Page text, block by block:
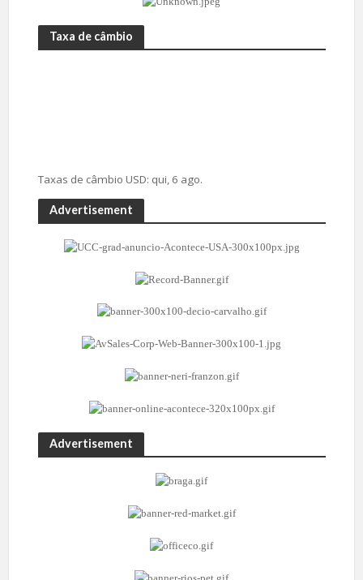
Taxa de câmbio
Taxas de câmbio USD: qui, 6 ago.
Advertisement
Advertisement